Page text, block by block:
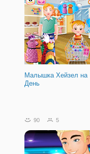
сделать рентген, чтобы
если что-то
Малышка Хейзел
День
90 5